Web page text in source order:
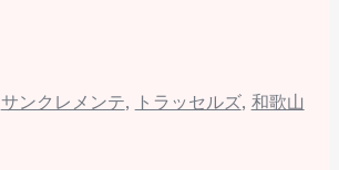
サンクレメンテ, トラッセルズ, 和歌山